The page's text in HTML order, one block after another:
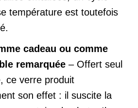
température est toutefois
cadeau ou comme
remarquée – Offert seul
ce verre produit
son effet : il suscite la